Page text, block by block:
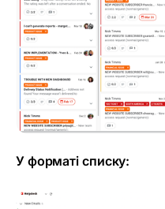
У форматі списку: